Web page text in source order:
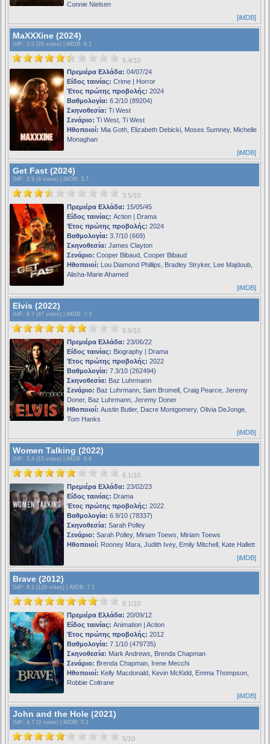
Connie Nielsen
[iMDB]
MaXXXine (2024)
S4F : 5.0 (25 votes) | iMDB: 6.2
5.4/10
Πρεμιέρα Ελλάδα: 04/07/24
Είδος ταινίας: Crime | Horror
Έτος πρώτης προβολής: 2024
Βαθμολογία: 6.2/10 (89204)
Σκηνοθεσία: Ti West
Σενάριο: Ti West, Ti West
Ηθοποιοί: Mia Goth, Elizabeth Debicki, Moses Sumney, Michelle
Monaghan
[iMDB]
Get Fast (2024)
S4F : 2.9 (4 votes) | iMDB: 3.7
3.5/10
Πρεμιέρα Ελλάδα: 15/05/45
Είδος ταινίας: Action | Drama
Έτος πρώτης προβολής: 2024
Βαθμολογία: 3.7/10 (669)
Σκηνοθεσία: James Clayton
Σενάριο: Cooper Bibaud, Cooper Bibaud
Ηθοποιοί: Lou Diamond Phillips, Bradley Stryker, Lee Majdoub,
Alisha-Marie Ahamed
[iMDB]
Elvis (2022)
S4F : 6.7 (47 votes) | iMDB: 7.3
6.9/10
Πρεμιέρα Ελλάδα: 23/06/22
Είδος ταινίας: Biography | Drama
Έτος πρώτης προβολής: 2022
Βαθμολογία: 7.3/10 (262494)
Σκηνοθεσία: Baz Luhrmann
Σενάριο: Baz Luhrmann, Sam Bromell, Craig Pearce, Jeremy
Doner, Baz Luhrmann, Jeremy Doner
Ηθοποιοί: Austin Butler, Dacre Montgomery, Olivia DeJonge,
Tom Hanks
[iMDB]
Women Talking (2022)
S4F : 5.4 (15 votes) | iMDB: 6.9
6.1/10
Πρεμιέρα Ελλάδα: 23/02/23
Είδος ταινίας: Drama
Έτος πρώτης προβολής: 2022
Βαθμολογία: 6.9/10 (78337)
Σκηνοθεσία: Sarah Polley
Σενάριο: Sarah Polley, Miriam Toews, Miriam Toews
Ηθοποιοί: Rooney Mara, Judith Ivey, Emily Mitchell, Kate Hallett
[iMDB]
Brave (2012)
S4F : 8.2 (120 votes) | iMDB: 7.1
8.1/10
Πρεμιέρα Ελλάδα: 20/09/12
Είδος ταινίας: Animation | Action
Έτος πρώτης προβολής: 2012
Βαθμολογία: 7.1/10 (479735)
Σκηνοθεσία: Mark Andrews, Brenda Chapman
Σενάριο: Brenda Chapman, Irene Mecchi
Ηθοποιοί: Kelly Macdonald, Kevin McKidd, Emma Thompson,
Robbie Coltrane
[iMDB]
John and the Hole (2021)
S4F : 4.7 (3 votes) | iMDB: 5.1
5/10